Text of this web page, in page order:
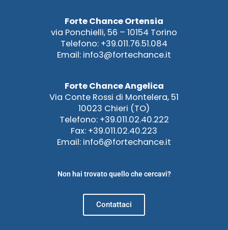
Forte Chance Ortensia
via Ponchielli, 56 – 10154 Torino
Telefono: +39.011.76.51.084
Email: info3@fortechance.it
Forte Chance Angelica
Via Conte Rossi di Montelera, 51
10023 Chieri (TO)
Telefono: +39.011.02.40.222
Fax: +39.011.02.40.223
Email: info6@fortechance.it
Non hai trovato quello che cercavi?
Contattaci